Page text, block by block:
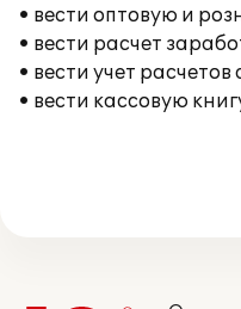
• вести оптовую и
• вести расчет
• вести учет
• вести кассовую